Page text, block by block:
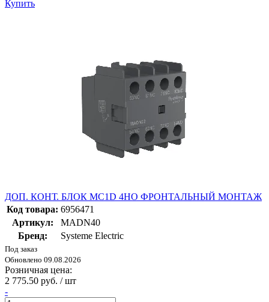
Купить
ДОП. КОНТ. БЛОК MC1D 4НО ФРОНТАЛЬНЫЙ МОНТАЖ
Код товара: 6956471
Артикул:
MADN40
Бренд:
Systeme Electric
Под заказ
Обновлено 09.08.2026
Розничная цена:
2 775.50 руб. / шт
-